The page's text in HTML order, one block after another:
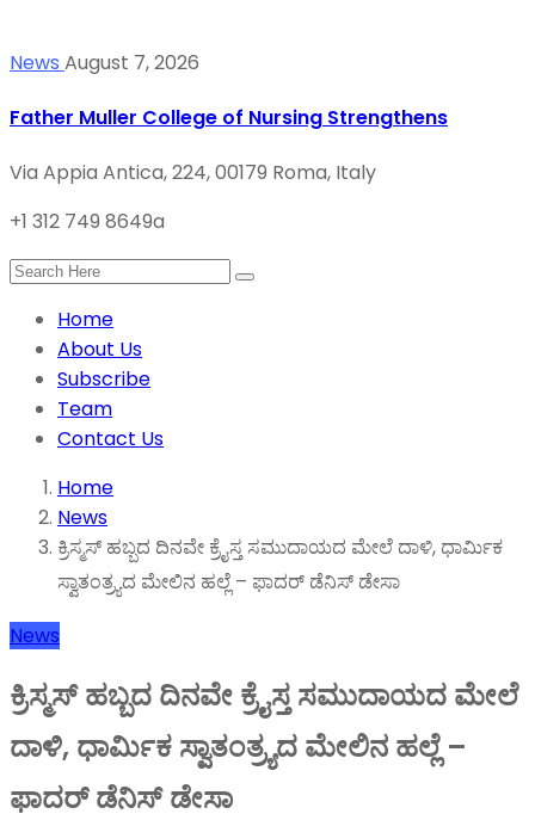
News August 7, 2026
Father Muller College of Nursing Strengthens
Via Appia Antica, 224, 00179 Roma, Italy
+1 312 749 8649a
Home
About Us
Subscribe
Team
Contact Us
Home
News
ಕ್ರಿಸ್ಮಸ್ ಹಬ್ಬದ ದಿನವೇ ಕ್ರೈಸ್ತ ಸಮುದಾಯದ ಮೇಲೆ ದಾಳಿ, ಧಾರ್ಮಿಕ
ಸ್ವಾತಂತ್ರ್ಯದ ಮೇಲಿನ ಹಲ್ಲೆ – ಫಾದರ್ ಡೆನಿಸ್ ಡೇಸಾ
News
ಕ್ರಿಸ್ಮಸ್ ಹಬ್ಬದ ದಿನವೇ ಕ್ರೈಸ್ತ ಸಮುದಾಯದ ಮೇಲೆ
ದಾಳಿ, ಧಾರ್ಮಿಕ ಸ್ವಾತಂತ್ರ್ಯದ ಮೇಲಿನ ಹಲ್ಲೆ –
ಫಾದರ್ ಡೆನಿಸ್ ಡೇಸಾ